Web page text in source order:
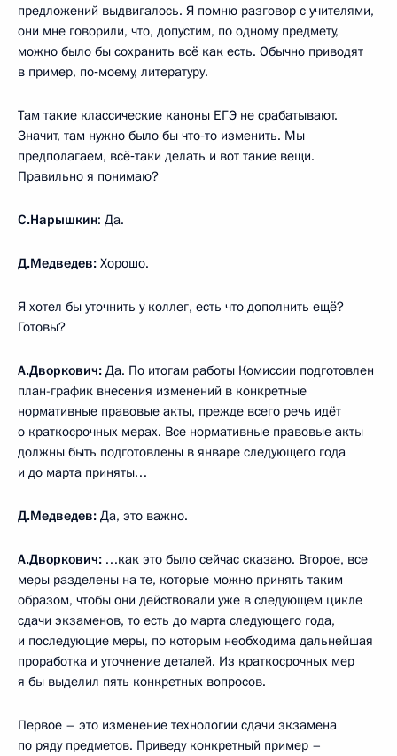
предложений выдвигалось. Я помню разговор с учителями,
они мне говорили, что, допустим, по одному предмету,
можно было бы сохранить всё как есть. Обычно приводят
в пример, по‑моему, литературу.
Там такие классические каноны ЕГЭ не срабатывают.
Значит, там нужно было бы что‑то изменить. Мы
предполагаем, всё‑таки делать и вот такие вещи.
Правильно я понимаю?
С.Нарышкин: Да.
Д.Медведев: Хорошо.
Я хотел бы уточнить у коллег, есть что дополнить ещё?
Готовы?
А.Дворкович: Да. По итогам работы Комиссии подготовлен
план-график внесения изменений в конкретные
нормативные правовые акты, прежде всего речь идёт
о краткосрочных мерах. Все нормативные правовые акты
должны быть подготовлены в январе следующего года
и до марта приняты…
Д.Медведев: Да, это важно.
А.Дворкович: …как это было сейчас сказано. Второе, все
меры разделены на те, которые можно принять таким
образом, чтобы они действовали уже в следующем цикле
сдачи экзаменов, то есть до марта следующего года,
и последующие меры, по которым необходима дальнейшая
проработка и уточнение деталей. Из краткосрочных мер
я бы выделил пять конкретных вопросов.
Первое – это изменение технологии сдачи экзамена
по ряду предметов. Приведу конкретный пример –